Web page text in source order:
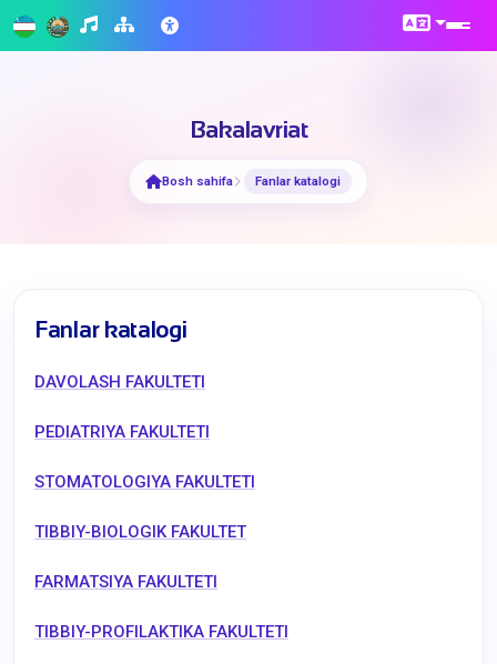
Bakalavriat
Bosh sahifa Fanlar katalogi
Fanlar katalogi
DAVOLASH FAKULTETI
PEDIATRIYA FAKULTETI
STOMATOLOGIYA FAKULTETI
TIBBIY-BIOLOGIK FAKULTET
FARMATSIYA FAKULTETI
TIBBIY-PROFILAKTIKA FAKULTETI